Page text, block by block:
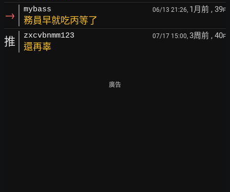
→ mybass 06/13 21:26, 1月前 , 39F
務員早就吃丙等了
推 zxcvbnmm123 07/17 15:00, 3周前 , 40F
還再辜
廣告